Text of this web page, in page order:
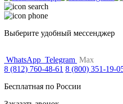
Выберите удобный мессенджер
WhatsApp Telegram Max
8 (812) 760-48-61 8 (800) 351-19-
Бесплатная по России